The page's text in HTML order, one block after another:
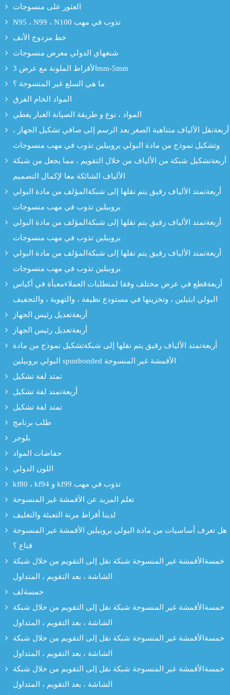
العثور على منسوجات
N95 ، N99 ، N100 تذوب في مهب
خط مزدوج الأنف
شنغهاي الدولي معرض منسوجات
الأقراط الملونة مع عرض 3mm-5mm
ما هي السلع غير المنسوجة ؟
المواد الخام الفرق
المواد ، نوع و طريقة الصيانة الغبار يغطي
أربعةنقل الألياف متناهية الصغر بعد الرسم إلى صافي تشكيل الجهاز ،
وتشكيل نموذج من مادة البولي بروبيلين تذوب في مهب منسوجات
أربعةتشكيل شبكة من الألياف من خلال التقويم ، مما يجعل من شبكة
الألياف الشائكة معا لإكمال التصميم
أربعةتمتد الألياف رقيق يتم نقلها إلى شبكةالمؤلف من مادة البولي
بروبيلين تذوب في مهب منسوجات
أربعةتمتد الألياف رقيق يتم نقلها إلى شبكةالمؤلف من مادة البولي
بروبيلين تذوب في مهب منسوجات
أربعةتمتد الألياف رقيق يتم نقلها إلى شبكةالمؤلف من مادة البولي
بروبيلين تذوب في مهب منسوجات
أربعةقطع في عرض مختلف وفقا لمتطلبات العملاءمعبأة في أكياس
البولي ايثيلين ، وتخزينها في مستودع نظيفة ، والتهوية ، والتجفيف
أربعةتعديل رئيس الجهاز
أربعةتعديل رئيس الجهاز
أربعةتمتد الألياف رقيق يتم نقلها إلى شبكةتشكيل نموذج من مادة
البولي بروبيلين spunbonded الأقمشة غير المنسوجة
تمتد لفة تشكيل
أربعةتمتد لفة تشكيل
تمتد لفة تشكيل
طلب برنامج
بلوجر
حفاضات المواد
اللون الدولي
kf80 ، kf94 و kf99 تذوب في مهب
تعلم المزيد عن الأقمشة غير المنسوجة
لدينا أقراط مرنة التعبئة والتغليف
هل تعرف أساسيات من مادة البولي بروبيلين الأقمشة غير المنسوجة
قناع ؟
خمسةالأقمشة غير المنسوجة شبكة نقل إلى التقويم من خلال شبكة
الشاشة ، بعد التقويم ، المتداول
خمسةلف
خمسةالأقمشة غير المنسوجة شبكة نقل إلى التقويم من خلال شبكة
الشاشة ، بعد التقويم ، المتداول
خمسةالأقمشة غير المنسوجة شبكة نقل إلى التقويم من خلال شبكة
الشاشة ، بعد التقويم ، المتداول
خمسةالأقمشة غير المنسوجة شبكة نقل إلى التقويم من خلال شبكة
الشاشة ، بعد التقويم ، المتداول